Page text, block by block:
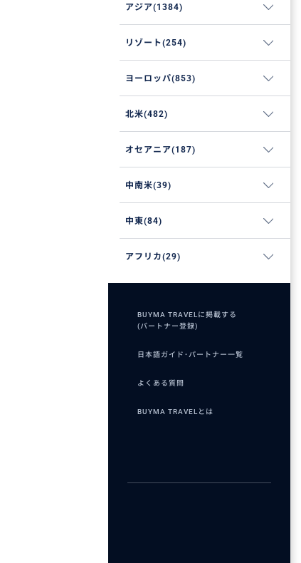
アジア(1384)
リゾート(254)
ヨーロッパ(853)
北米(482)
オセアニア(187)
中南米(39)
中東(84)
アフリカ(29)
BUYMA TRAVELに掲載する
(パートナー登録)
日本語ガイド･パートナー一覧
よくある質問
BUYMA TRAVELとは